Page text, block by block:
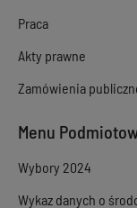
Praca
Akty prawne
Zamówienia
Menu
Wybory 2024
Wykaz danych o